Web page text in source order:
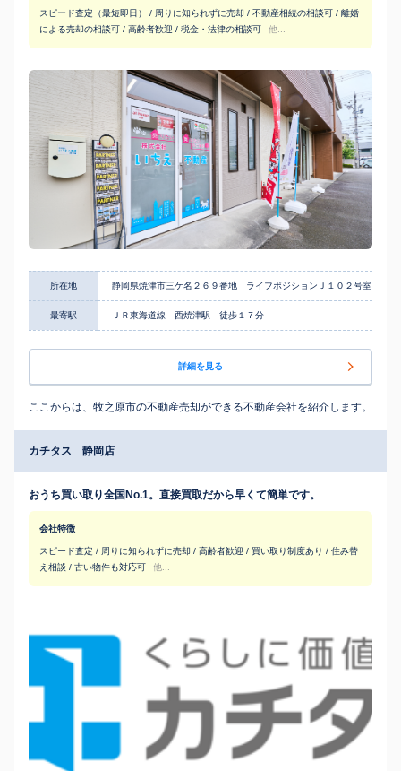
スピード査定（最短即日） / 周りに知られずに売却 / 不動産相続の相談可 / 離婚
による売却の相談可 / 高齢者歓迎 / 税金・法律の相談可
他...
所在地 静岡県焼津市三ケ名２６９番地 ライフポジションＪ１０２号室
最寄駅 ＪＲ東海道線 西焼津駅 徒歩１７分
詳細を見る
ここからは、牧之原市の不動産売却ができる不動産会社を紹介します。
カチタス 静岡店
おうち買い取り全国No.1。直接買取だから早くて簡単です。
会社特徴
スピード査定 / 周りに知られずに売却 / 高齢者歓迎 / 買い取り制度あり / 住み替
え相談 / 古い物件も対応可
他...